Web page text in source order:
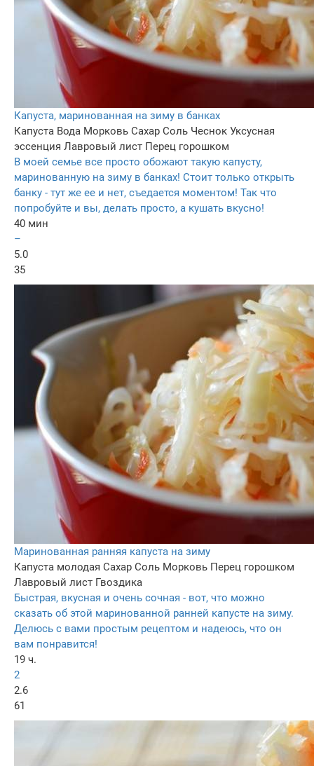
Капуста, маринованная на зиму в банках
Капуста Вода Морковь Сахар Соль Чеснок Уксусная
эссенция Лавровый лист Перец горошком
В моей семье все просто обожают такую капусту,
маринованную на зиму в банках! Стоит только открыть
банку - тут же ее и нет, съедается моментом! Так что
попробуйте и вы, делать просто, а кушать вкусно!
40 мин
–
5.0
35
Маринованная ранняя капуста на зиму
Капуста молодая Сахар Соль Морковь Перец горошком
Лавровый лист Гвоздика
Быстрая, вкусная и очень сочная - вот, что можно
сказать об этой маринованной ранней капусте на зиму.
Делюсь с вами простым рецептом и надеюсь, что он
вам понравится!
19 ч.
2
2.6
61